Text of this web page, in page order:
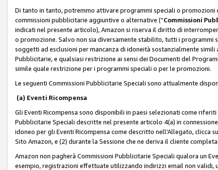
Di tanto in tanto, potremmo attivare programmi speciali o
commissioni pubblicitarie aggiuntive o alternative (“Commissioni
indicati nel presente articolo), Amazon si riserva il diritto di
o promozione. Salvo non sia diversamente stabilito, tutti i
soggetti ad esclusioni per mancanza di idoneità sostanzialmente
Pubblicitarie, e qualsiasi restrizione ai sensi dei Documenti del
simile quale restrizione per i programmi speciali o per le promozioni.
Le seguenti Commissioni Pubblicitarie Speciali sono attualmente
(a) Eventi Ricompensa
Gli Eventi Ricompensa sono disponibili in paesi selezionati come
Pubblicitarie Speciali descritte nel presente articolo 4(a) in
idoneo per gli Eventi Ricompensa come descritto nell'Allegato, clicca
Sito Amazon, e (2) durante la Sessione che ne deriva il cliente
Amazon non pagherà Commissioni Pubblicitarie Speciali qualora un
esempio, registrazioni effettuate utilizzando indirizzi email non